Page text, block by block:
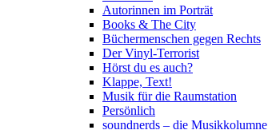
Autorinnen im Porträt
Books & The City
Büchermenschen gegen Rechts
Der Vinyl-Terrorist
Hörst du es auch?
Klappe, Text!
Musik für die Raumstation
Persönlich
soundnerds – die Musikkolumne